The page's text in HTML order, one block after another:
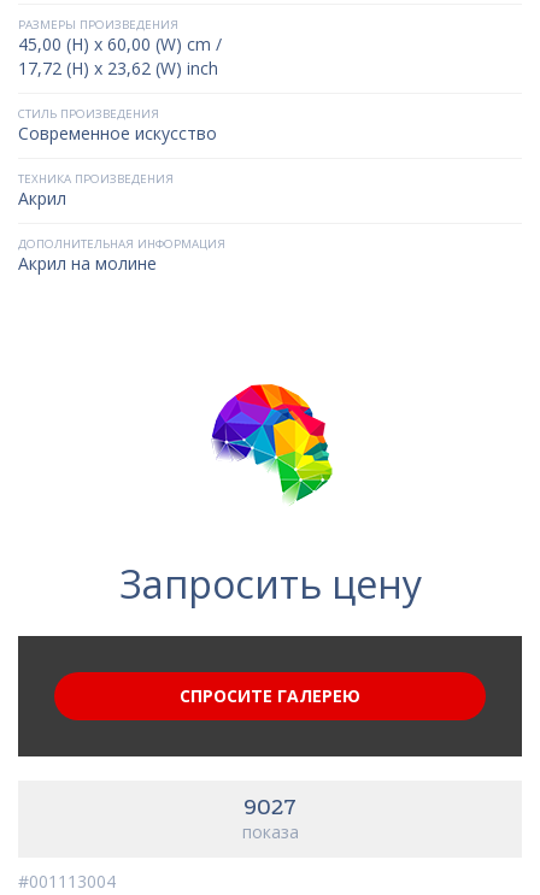
РАЗМЕРЫ ПРОИЗВЕДЕНИЯ
45,00 (H) x 60,00 (W) cm /
17,72 (H) x 23,62 (W) inch
СТИЛЬ ПРОИЗВЕДЕНИЯ
Современное искусство
ТЕХНИКА ПРОИЗВЕДЕНИЯ
Акрил
ДОПОЛНИТЕЛЬНАЯ ИНФОРМАЦИЯ
Акрил на молине
Запросить цену
СПРОСИТЕ ГАЛЕРЕЮ
9027
показа
#001113004